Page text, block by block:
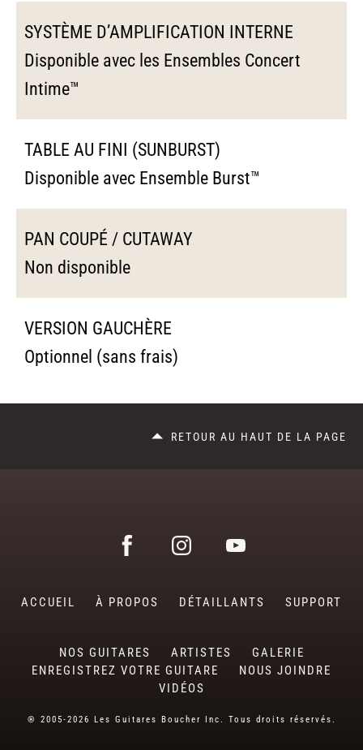
SYSTÈME D’AMPLIFICATION INTERNE
Disponible avec les Ensembles Concert
Intime™
TABLE AU FINI (SUNBURST)
Disponible avec Ensemble Burst™
PAN COUPÉ / CUTAWAY
Non disponible
VERSION GAUCHÈRE
Optionnel (sans frais)
RETOUR AU HAUT DE LA PAGE
ACCUEIL À PROPOS DÉTAILLANTS SUPPORT
NOS GUITARES ARTISTES
GALERIE
ENREGISTREZ VOTRE GUITARE
NOUS JOINDRE
VIDÉOS
® 2005-2026 Les Guitares Boucher Inc. Tous droits réservés.